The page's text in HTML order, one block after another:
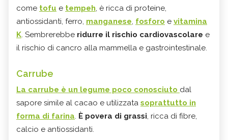
come tofu e tempeh, è ricca di proteine,
antiossidanti, ferro, manganese, fosforo e vitamina
K. Sembrerebbe ridurre il rischio cardiovascolare e
il rischio di cancro alla mammella e gastrointestinale.
Carrube
La carrube è un legume poco conosciuto dal
sapore simile al cacao e utilizzata soprattutto in
forma di farina. È povera di grassi, ricca di fibre,
calcio e antiossidanti.